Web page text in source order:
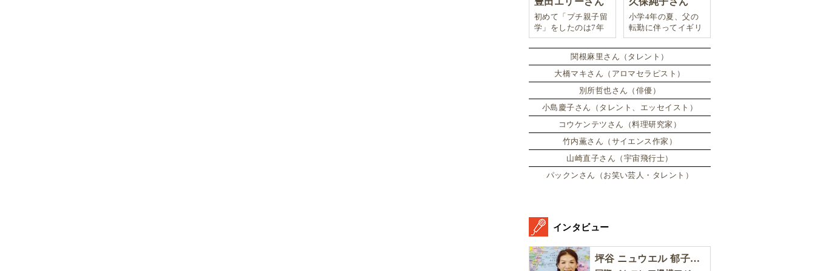
初めて「プチ親子留
学」をしたのは7年
前。娘は2週間ロン
ドンのサマースクー
ルに通い、英語劇に
挑戦したり、
小学4年の夏、父の
転勤に伴ってイギリ
スに引っ越した。
関根麻里さん（タレント）
大橋マキさん（アロマセラピスト）
別所哲也さん（俳優）
小島慶子さん（タレント、エッセイスト）
コウケンテツさん（料理研究家）
竹内薫さん（サイエンス作家）
山崎直子さん（宇宙飛行士）
パックンさん（お笑い芸人・タレント）
インタビュー
坪谷 ニュウエル 郁子さん［後編］